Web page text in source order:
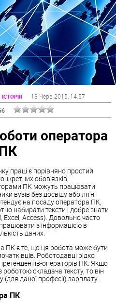
13 Черв 2015 , 14:57
оператора
праці є порівняно простий
обов'язків,
ПК можуть працювати
вузів без досвіду або літні
на посаду оператора ПК,
набирати тексти і добре знати
Excel, Access). Довольно часто
з інформацією в
даних.
ПК є те, що ця робота може бути
Роботодавці рідко
операторів ПК. Якщо
складача тексту, то він
даної професії) зарплату.
ПК